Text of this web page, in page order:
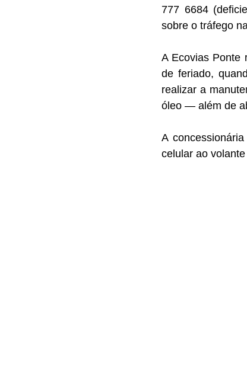
777 6684
sobre o tráfego
A Ecovias Ponte
de feriado,
realizar a
óleo — além de
A
celular ao